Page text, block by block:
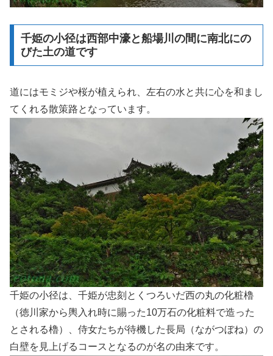
千姫の小径は西部中濠と船場川の間に南北にの
びた土の道です
道にはモミジや桜が植えられ、左右の水と共に心を和まし
てくれる散策路となっています。
千姫の小径は、千姫が忠刻とくつろいだ西の丸の化粧櫓
（徳川家から輿入れ時に賜った10万石の化粧料で造った
とされる櫓）、侍女たちが待機した長局（ながつぼね）の
白壁を見上げるコースとなるのが名の由来です。